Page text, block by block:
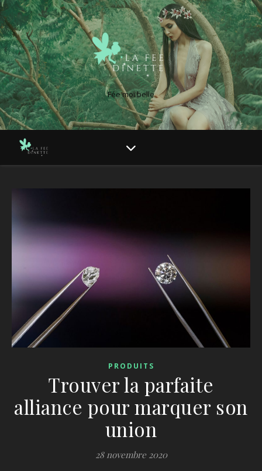
Fée moi belle
PRODUITS
Trouver la parfaite
alliance pour marquer son
union
28 novembre 2020